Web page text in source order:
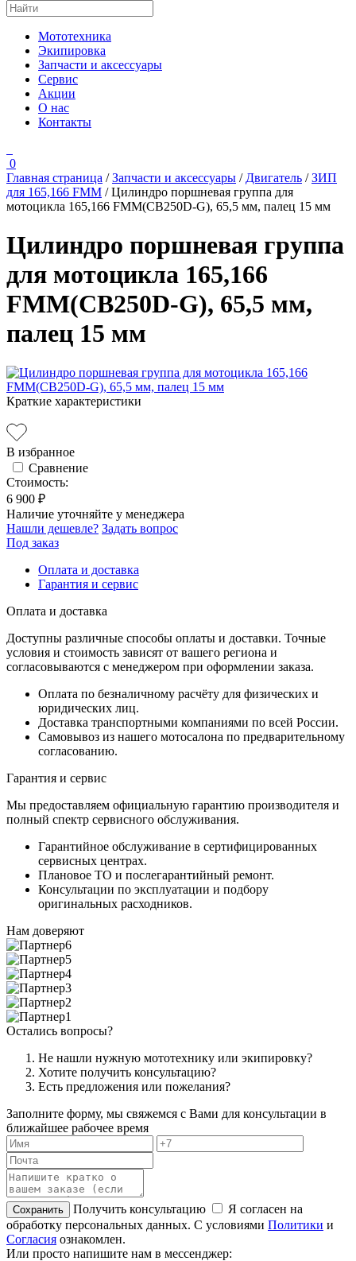
Мототехника
Экипировка
Запчасти и аксессуары
Сервис
Акции
О нас
Контакты
0
Главная страница /Запчасти и аксессуары / Двигатель /ЗИП
для 165,166 FMM /Цилиндро поршневая группа для
мотоцикла 165,166 FMM(CB250D-G), 65,5 мм, палец 15 мм
Цилиндро поршневая группа
для мотоцикла 165,166
FMM(CB250D-G), 65,5 мм,
палец 15 мм
Краткие характеристики
В избранное
Сравнение
Стоимость:
6 900 ₽
Наличие уточняйте у менеджера
Нашли дешевле? Задать вопрос
Под заказ
Оплата и доставка
Гарантия и сервис
Оплата и доставка
Доступны различные способы оплаты и доставки. Точные
условия и стоимость зависят от вашего региона и
согласовываются с менеджером при оформлении заказа.
Оплата по безналичному расчёту для физических и
юридических лиц.
Доставка транспортными компаниями по всей России.
Самовывоз из нашего мотосалона по предварительному
согласованию.
Гарантия и сервис
Мы предоставляем официальную гарантию производителя и
полный спектр сервисного обслуживания.
Гарантийное обслуживание в сертифицированных
сервисных центрах.
Плановое ТО и послегарантийный ремонт.
Консультации по эксплуатации и подбору
оригинальных расходников.
Нам доверяют
Остались вопросы?
Не нашли нужную мототехнику или экипировку?
Хотите получить консультацию?
Есть предложения или пожелания?
Заполните форму, мы свяжемся с Вами для консультации в
ближайшее рабочее время
Получить консультацию
Я согласен на
обработку персональных данных. С условиями Политики и
Согласия ознакомлен.
Или просто напишите нам в мессенджер: